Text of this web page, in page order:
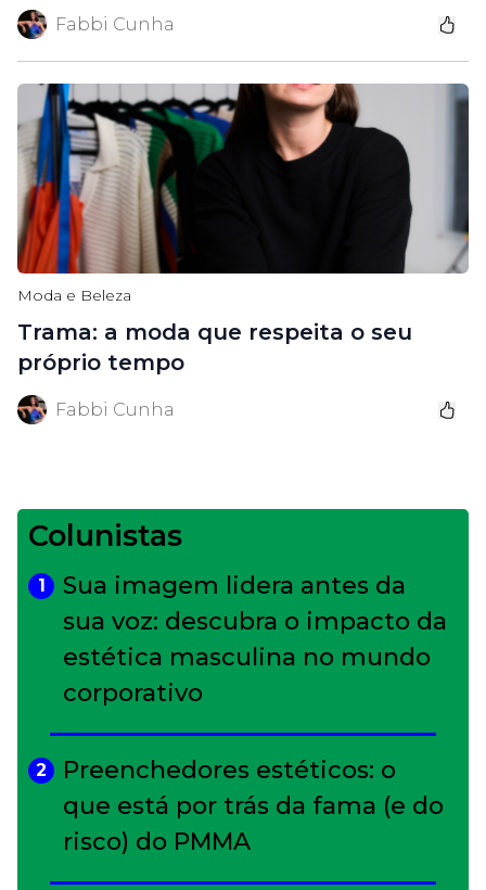
Fabbi Cunha
Moda e Beleza
Trama: a moda que respeita o seu
próprio tempo
Fabbi Cunha
Colunistas
1
Sua imagem lidera antes da
sua voz: descubra o impacto da
estética masculina no mundo
corporativo
2
Preenchedores estéticos: o
que está por trás da fama (e do
risco) do PMMA